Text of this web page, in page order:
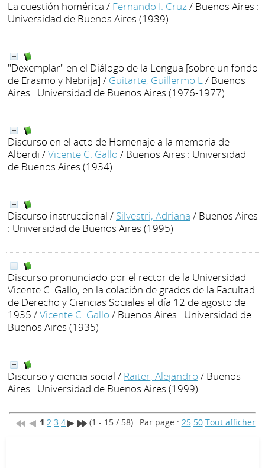
La cuestión homérica / Fernando I. Cruz/ Buenos Aires :
Universidad de Buenos Aires (1939)
"Dexemplar" en el Diálogo de la Lengua [sobre un fondo
de Erasmo y Nebrija] / Guitarte, Guillermo L/ Buenos
Aires : Universidad de Buenos Aires (1976-1977)
Discurso en el acto de Homenaje a la memoria de
Alberdi /Vicente C. Gallo / Buenos Aires : Universidad
de Buenos Aires (1934)
Discurso instruccional / Silvestri, Adriana / Buenos Aires
: Universidad de Buenos Aires (1995)
Discurso pronunciado por el rector de la Universidad
Vicente C. Gallo, en la colación de grados de la Facultad
de Derecho y Ciencias Sociales el día 12 de agosto de
1935 /Vicente C. Gallo / Buenos Aires : Universidad de
Buenos Aires (1935)
Discurso y ciencia social / Raiter, Alejandro / Buenos
Aires : Universidad de Buenos Aires (1999)
1 2 3 4 (1 - 15 / 58) Par page : 25 50 Tout afficher